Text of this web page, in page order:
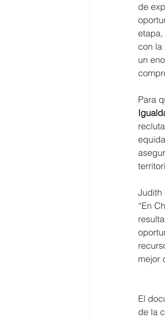
de
con la
un
Para
Judith
“En
mejor
El
de la